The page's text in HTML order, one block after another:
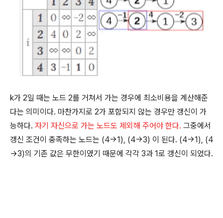
k가 2일 때는 노드 2를 거쳐서 가는 경우에 최소비용을 계산해준
다는 의미이다. 마찬가지로 2가 포함되지 않는 경우만 갱신이 가
능하다. 자기 자신으로 가는 노드도 제외해 주어야 한다. 그중에서
갱신 조건이 충족하는 노드는 (4→1), (4→3) 이 된다. (4→1), (4
→3)의 기존 값은 무한이였기 때문에 각각 3과 1로 갱신이 되었다.